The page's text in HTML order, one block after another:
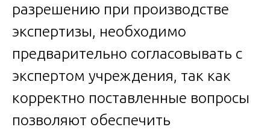
разрешению при производстве
экспертизы, необходимо
предварительно согласовывать с
экспертом учреждения, так как
корректно поставленные вопросы
позволяют обеспечить